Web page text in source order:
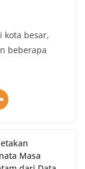
kota besar,
beberapa
Masa